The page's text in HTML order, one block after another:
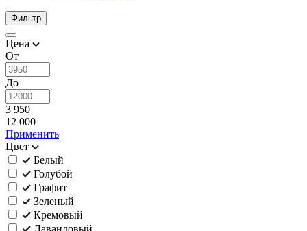
Фильтр
Цена
От
До
3 950
12 000
Применить
Цвет
Белый
Голубой
Графит
Зеленый
Кремовый
Лавандовый